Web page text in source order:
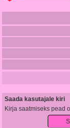
Saada kasutajale kiri
Kirja saatmiseks pead